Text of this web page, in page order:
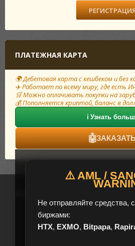
ПЛАТЕЖНАЯ КАРТА
🌍 Дебетовая карта с кешбеком и без
✈️ Работает по всему миру, где есть
🛒 Можно оплачивать покупки на
💰 Пополняется криптой, баланс в
ℹ️ Узнать
🤖
⚠️ AML /
Не отправляйте средства,
биржами:
HTX, EXMO, Bitpapa,
Будни с 08:00 до 20:00